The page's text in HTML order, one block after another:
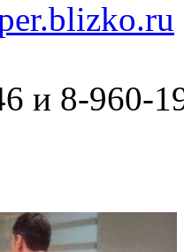
и 8-960-